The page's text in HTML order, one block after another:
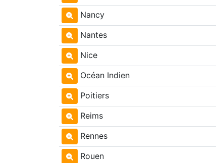
Nancy
Nantes
Nice
Océan Indien
Poitiers
Reims
Rennes
Rouen